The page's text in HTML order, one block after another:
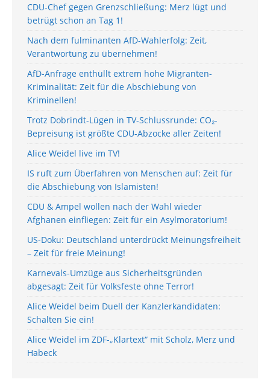
CDU-Chef gegen Grenzschließung: Merz lügt und
betrügt schon an Tag 1!
Nach dem fulminanten AfD-Wahlerfolg: Zeit,
Verantwortung zu übernehmen!
AfD-Anfrage enthüllt extrem hohe Migranten-
Kriminalität: Zeit für die Abschiebung von
Kriminellen!
Trotz Dobrindt-Lügen in TV-Schlussrunde: CO₂-
Bepreisung ist größte CDU-Abzocke aller Zeiten!
Alice Weidel live im TV!
IS ruft zum Überfahren von Menschen auf: Zeit für
die Abschiebung von Islamisten!
CDU & Ampel wollen nach der Wahl wieder
Afghanen einfliegen: Zeit für ein Asylmoratorium!
US-Doku: Deutschland unterdrückt Meinungsfreiheit
– Zeit für freie Meinung!
Karnevals-Umzüge aus Sicherheitsgründen
abgesagt: Zeit für Volksfeste ohne Terror!
Alice Weidel beim Duell der Kanzlerkandidaten:
Schalten Sie ein!
Alice Weidel im ZDF-„Klartext“ mit Scholz, Merz und
Habeck